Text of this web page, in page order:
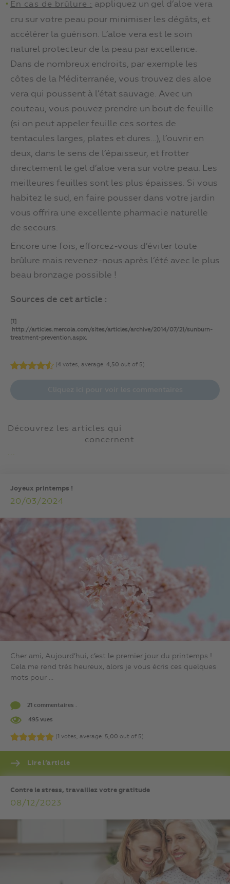
En cas de brûlure : appliquez un gel d’aloe vera
cru sur votre peau pour minimiser les dégâts, et
accélérer la guérison. L’aloe vera est le soin
naturel protecteur de la peau par excellence.
Dans de nombreux endroits, par exemple les
côtes de la Méditerranée, vous trouvez des aloe
vera qui poussent à l’état sauvage. Avec un
couteau, vous pouvez prendre un bout de feuille
(si on peut appeler feuille ces sortes de
tentacules larges, plates et dures…), l’ouvrir en
deux, dans le sens de l’épaisseur, et frotter
directement le gel d’aloe vera sur votre peau. Les
meilleures feuilles sont les plus épaisses. Si vous
habitez le sud, en faire pousser dans votre jardin
vous offrira une excellente pharmacie naturelle
de secours.
Encore une fois, efforcez-vous d’éviter toute
brûlure mais revenez-nous après l’été avec le plus
beau bronzage possible !
Sources de cet article :
[1]
http://articles.mercola.com/sites/articles/archive/2014/07/21/sunburn-
treatment-prevention.aspx.
(4 votes, average: 4,50 out of 5)
Découvrez les articles qui
concernent
...
Joyeux printemps !
20/03/2024
Cher ami, Aujourd’hui, c’est le premier jour du printemps !
Cela me rend très heureux, alors je vous écris ces quelques
mots pour ...
21 commentaires .
495 vues
(1 votes, average: 5,00 out of 5)
Lire l’article
Contre le stress, travaillez votre gratitude
08/12/2023